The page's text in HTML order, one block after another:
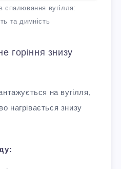
спалювання вугілля:
та димність
горіння знизу
на вугілля,
нагрівається знизу